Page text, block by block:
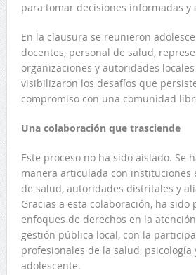
para tomar decisiones informadas y
En la clausura se reunieron
docentes, personal de salud,
organizaciones y autoridades
visibilizaron los desafíos que
compromiso con una comunidad
Una colaboración que trasciende
Este proceso no ha sido aislado. Se
manera articulada con instituciones
de salud, autoridades distritales y
Gracias a esta colaboración, ha
enfoques de derechos en la
gestión pública local, con la
profesionales de la salud, psicología
adolescente.